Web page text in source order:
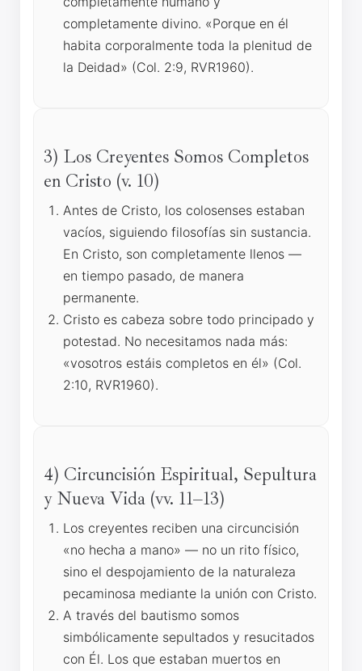
completamente divino. «Porque en él
habita corporalmente toda la plenitud de
la Deidad» (Col. 2:9, RVR1960).
3) Los Creyentes Somos Completos
en Cristo (v. 10)
Antes de Cristo, los colosenses estaban
vacíos, siguiendo filosofías sin sustancia.
En Cristo, son completamente llenos —
en tiempo pasado, de manera
permanente.
Cristo es cabeza sobre todo principado y
potestad. No necesitamos nada más:
«vosotros estáis completos en él» (Col.
2:10, RVR1960).
4) Circuncisión Espiritual, Sepultura
y Nueva Vida (vv. 11–13)
Los creyentes reciben una circuncisión
«no hecha a mano» — no un rito físico,
sino el despojamiento de la naturaleza
pecaminosa mediante la unión con Cristo.
A través del bautismo somos
simbólicamente sepultados y resucitados
con Él. Los que estaban muertos en